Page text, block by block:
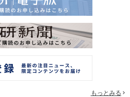
もっとみる